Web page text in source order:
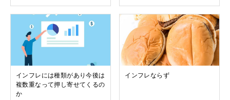
インフレには種類があり今後は
複数重なって押し寄せてくるの
か
インフレならず